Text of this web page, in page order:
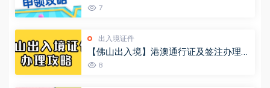
出入境办理流程请收好！
7
出入境证件
【佛山出入境】港澳通行证及签注办理攻
略， 网上办理现场拿证一站式流程来
8